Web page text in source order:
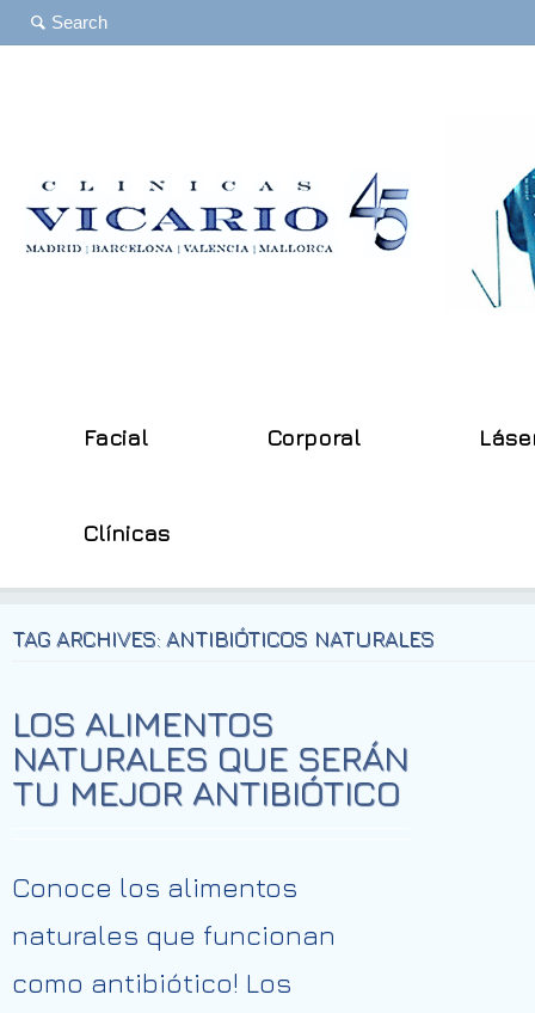
Facial Corporal
Clínicas
TAG ARCHIVES: ANTIBIÓTICOS NATURALES
LOS ALIMENTOS
NATURALES QUE SERÁN
TU MEJOR ANTIBIÓTICO
Conoce los alimentos
naturales que funcionan
como antibiótico! Los